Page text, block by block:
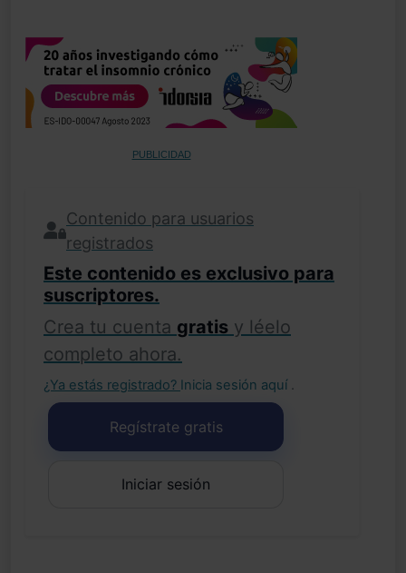
PUBLICIDAD
Contenido para usuarios
registrados
Este contenido es exclusivo para
suscriptores.
Crea tu cuenta gratis y léelo
completo ahora.
¿Ya estás registrado? Inicia sesión aquí .
Regístrate gratis
Iniciar sesión